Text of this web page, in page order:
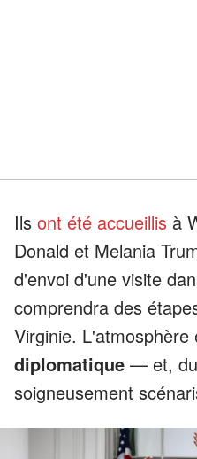
Ils ont été accueillis à
Donald et Melania
d'envoi d'une visite
comprendra des
Virginie. L'atmosphère
diplomatique — et,
soigneusement